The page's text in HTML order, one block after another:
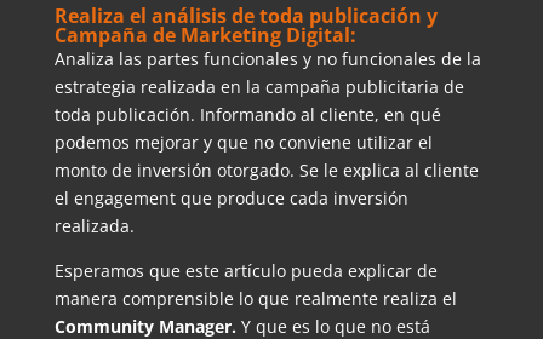
Realiza el análisis de toda publicación y
Campaña de Marketing Digital:
Analiza las partes funcionales y no funcionales de la
estrategia realizada en la campaña publicitaria de
toda publicación. Informando al cliente, en qué
podemos mejorar y que no conviene utilizar el
monto de inversión otorgado. Se le explica al cliente
el engagement que produce cada inversión
realizada.
Esperamos que este artículo pueda explicar de
manera comprensible lo que realmente realiza el
Community Manager. Y que es lo que no está